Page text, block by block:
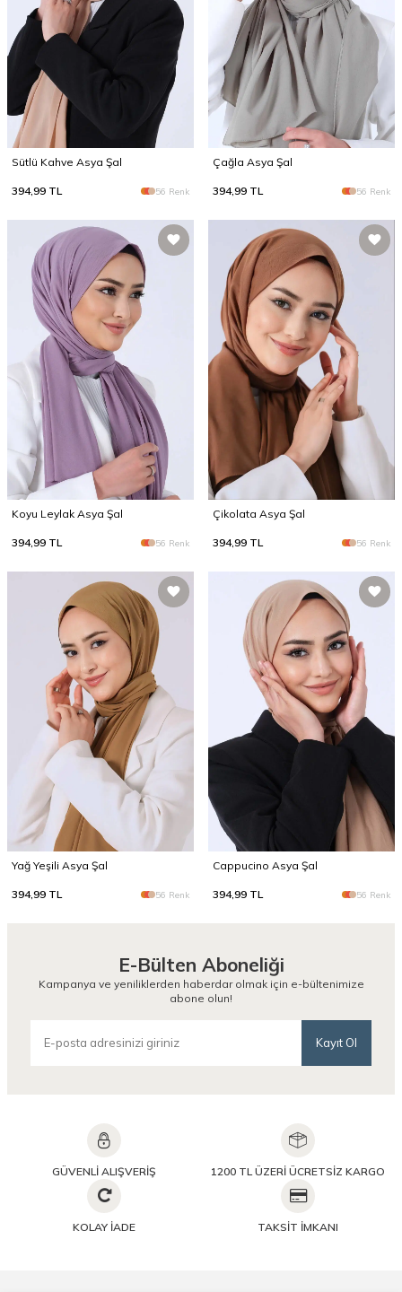
Sütlü Kahve Asya Şal
394,99 TL 56 Renk
Çağla Asya Şal
394,99 TL 56 Renk
Koyu Leylak Asya Şal
394,99 TL 56 Renk
Çikolata Asya Şal
394,99 TL 56 Renk
Yağ Yeşili Asya Şal
394,99 TL 56 Renk
Cappucino Asya Şal
394,99 TL 56 Renk
E-Bülten Aboneliği
Kampanya ve yeniliklerden haberdar olmak için e-bültenimize
abone olun!
Kayıt Ol
GÜVENLİ ALIŞVERİŞ 1200 TL ÜZERİ ÜCRETSİZ KARGO
KOLAY İADE TAKSİT İMKANI